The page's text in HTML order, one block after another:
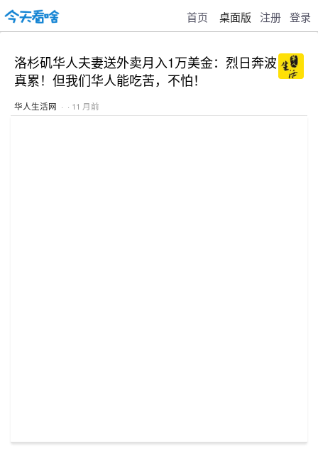
首页 桌面版 注册 登录
洛杉矶华人夫妻送外卖月入1万美金：烈日奔波
真累！但我们华人能吃苦，不怕！
华人生活网 · · 11 月前